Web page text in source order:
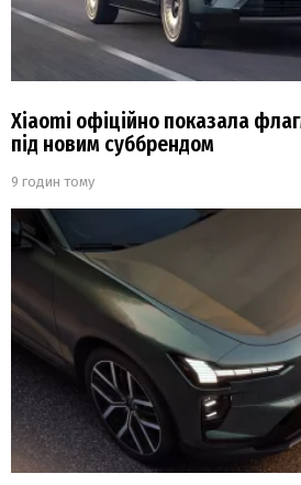
Xiaomi офіційно показала
під новим суббрендом
9 годин тому